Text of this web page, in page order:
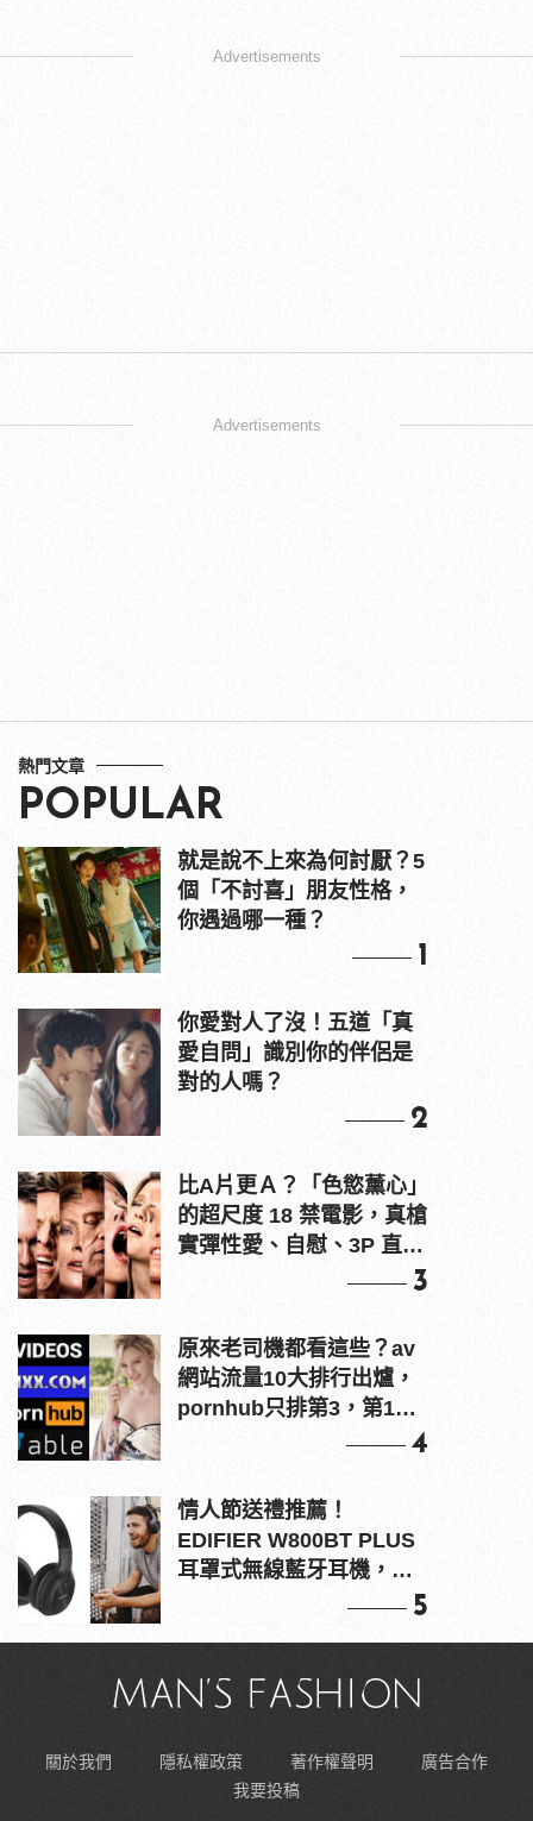
Advertisements
Advertisements
熱門文章
POPULAR
就是說不上來為何討厭？5
個「不討喜」朋友性格，
你遇過哪一種？
1
你愛對人了沒！五道「真
愛自問」識別你的伴侶是
對的人嗎？
2
比A片更Ａ？「色慾薰心」
的超尺度 18 禁電影，真槍
實彈性愛、自慰、3P 直接
3
原來老司機都看這些？av
網站流量10大排行出爐，
pornhub只排第3，第1名
4
情人節送禮推薦！
EDIFIER W800BT PLUS
耳罩式無線藍牙耳機，在
5
關於我們 隱私權政策 著作權聲明
廣告合作
我要投稿